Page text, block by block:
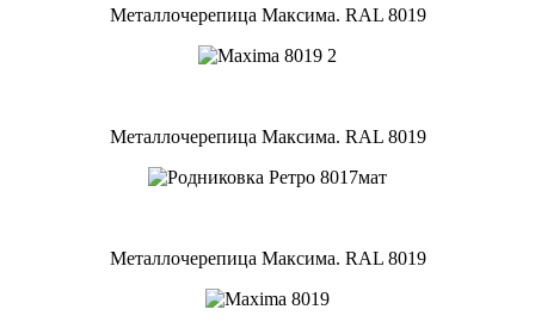
Металлочерепица Максима. RAL 8019
Металлочерепица Максима. RAL 8019
Металлочерепица Максима. RAL 8019